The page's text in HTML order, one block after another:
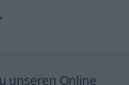
unseren Online